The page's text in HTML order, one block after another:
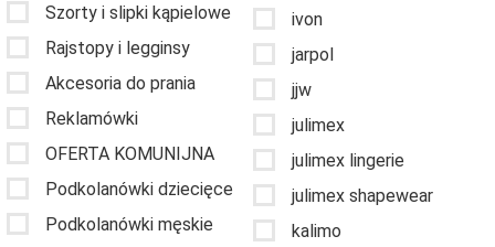
Szorty i slipki kąpielowe
Rajstopy i legginsy
Akcesoria do prania
Reklamówki
OFERTA KOMUNIJNA
Podkolanówki dziecięce
Podkolanówki męskie
ivon
jarpol
jjw
julimex
julimex lingerie
julimex shapewear
kalimo